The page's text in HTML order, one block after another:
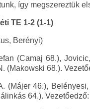
így megszereztük
TE 1-2 (1-1)
Berényi)
(Camaj 68.),
(Makowski 68.).
(Májer 46.),
64.).